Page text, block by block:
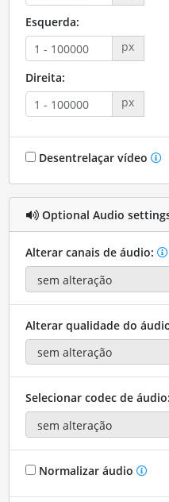
Esquerda:
px
Direita:
px
Desentrelaçar vídeo
Optional Audio
Alterar canais de áudio:
Alterar qualidade do
Selecionar codec de áudio:
Normalizar áudio